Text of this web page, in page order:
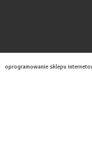
oprogramowanie sklepu